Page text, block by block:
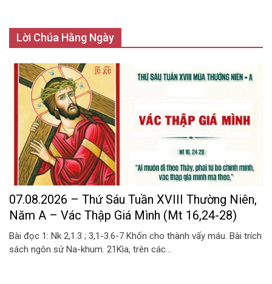
Lời Chúa Hằng Ngày
07.08.2026 – Thứ Sáu Tuần XVIII Thường Niên,
Năm A – Vác Thập Giá Mình (Mt 16,24-28)
Bài đọc 1: Nk 2,1.3 ; 3,1-3.6-7 Khốn cho thành vấy máu. Bài trích
sách ngôn sứ Na-khum. 21Kìa, trên các...